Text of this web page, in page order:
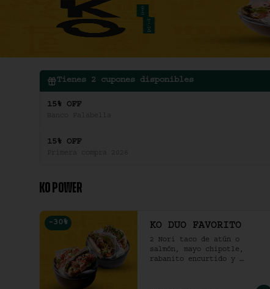
Tienes 2 cupones disponibles
15% OFF
15% OFF
Primera compra 2026
KO POWER
-30 % KO DUO FAVORITO
2 Nori taco de atún o
salmón, mayo chipotle,
rabanito encurtido y